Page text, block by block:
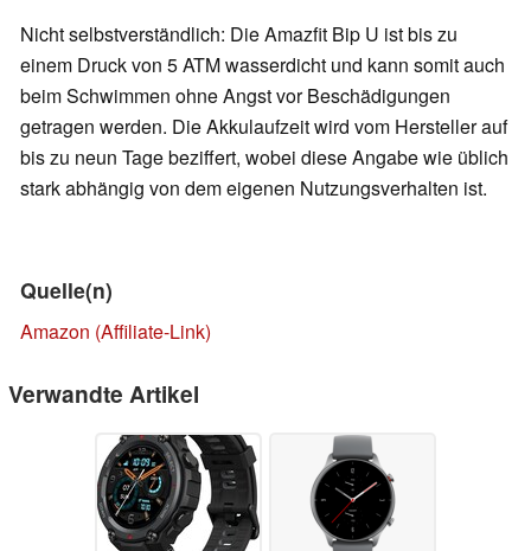
Nicht selbstverständlich: Die Amazfit Bip U ist bis zu
einem Druck von 5 ATM wasserdicht und kann somit auch
beim Schwimmen ohne Angst vor Beschädigungen
getragen werden. Die Akkulaufzeit wird vom Hersteller auf
bis zu neun Tage beziffert, wobei diese Angabe wie üblich
stark abhängig von dem eigenen Nutzungsverhalten ist.
Quelle(n)
Amazon (Affiliate-Link)
Verwandte Artikel